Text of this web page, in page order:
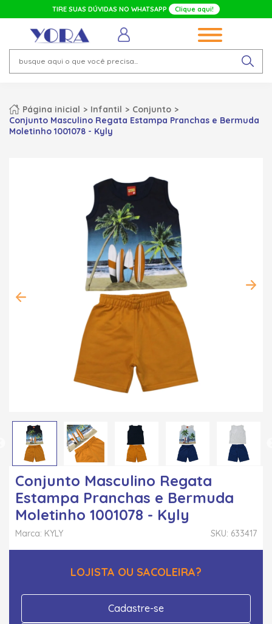
TIRE SUAS DÚVIDAS NO WHATSAPP Clique aqui!
Página inicial Infantil
Conjunto
Conjunto Masculino Regata Estampa Pranchas e Bermuda
Moletinho 1001078 - Kyly
Conjunto Masculino Regata
Estampa Pranchas e Bermuda
Moletinho 1001078 - Kyly
SKU: 633417
Marca: KYLY
LOJISTA OU SACOLEIRA?
Cadastre-se